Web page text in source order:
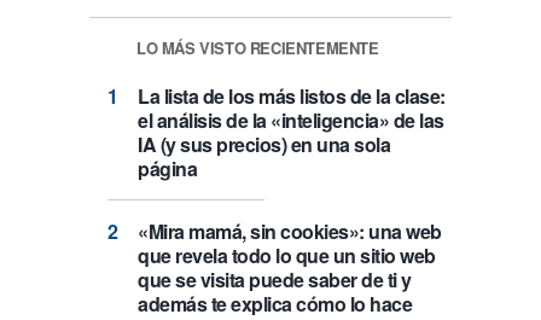
LO MÁS VISTO RECIENTEMENTE
La lista de los más listos de la clase:
el análisis de la «inteligencia» de las
IA (y sus precios) en una sola
página
«Mira mamá, sin cookies»: una web
que revela todo lo que un sitio web
que se visita puede saber de ti y
además te explica cómo lo hace